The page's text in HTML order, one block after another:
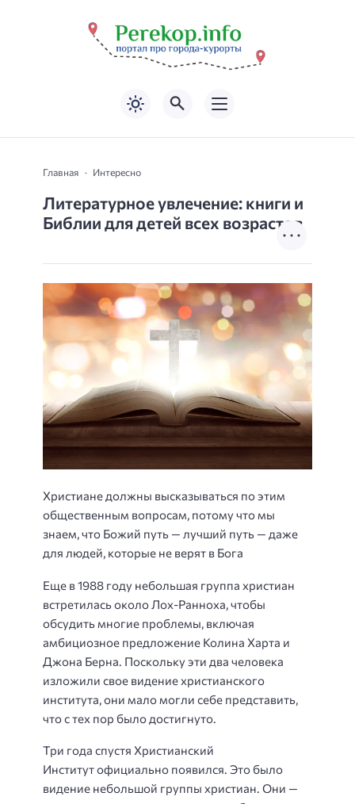
Главная Интересно
Литературное увлечение: книги и
Библии для детей всех возрастов
Христиане должны высказываться по этим
общественным вопросам, потому что мы
знаем, что Божий путь — лучший путь — даже
для людей, которые не верят в Бога
Еще в 1988 году небольшая группа христиан
встретилась около Лох-Ранноха, чтобы
обсудить многие проблемы, включая
амбициозное предложение Колина Харта и
Джона Берна. Поскольку эти два человека
изложили свое видение христианского
института, они мало могли себе представить,
что с тех пор было достигнуто.
Три года спустя Христианский
Институт официально появился. Это было
видение небольшой группы христиан. Они —